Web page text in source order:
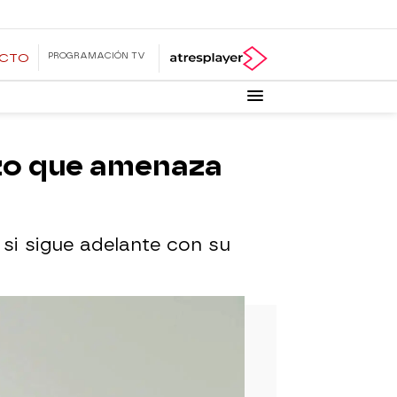
PROGRAMACIÓN TV
que amenaza
sigue adelante con su